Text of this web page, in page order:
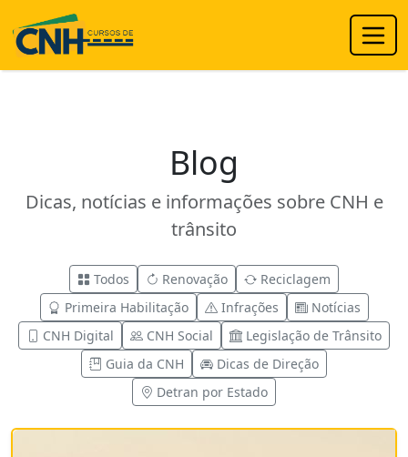
Blog
Dicas, notícias e informações sobre CNH e
trânsito
Todos Renovação
Reciclagem
Primeira Habilitação
Infrações
Notícias
CNH Digital
CNH Social
Legislação de Trânsito
Guia da CNH
Dicas de Direção
Detran por Estado